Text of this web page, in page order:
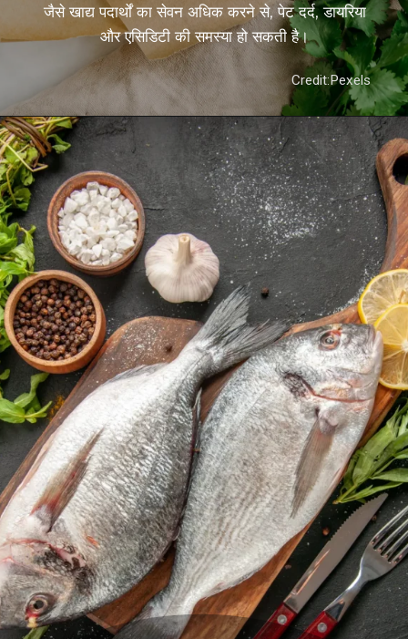
जैसे खाद्य पदार्थों का सेवन अधिक करने से, पेट दर्द, डायरिया
और एसिडिटी की समस्या हो सकती है।
Credit:Pexels